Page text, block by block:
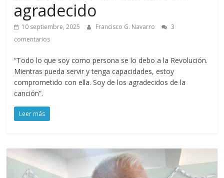
agradecido
10 septiembre, 2025 Francisco G. Navarro
3
comentarios
“Todo lo que soy como persona se lo debo a la Revolución.
Mientras pueda servir y tenga capacidades, estoy
comprometido con ella. Soy de los agradecidos de la
canción”.
Leer más